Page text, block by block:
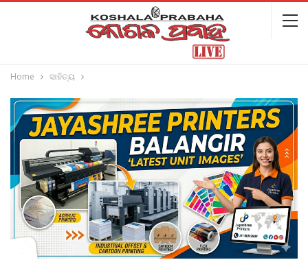
Home ସାହିତ୍ୟ